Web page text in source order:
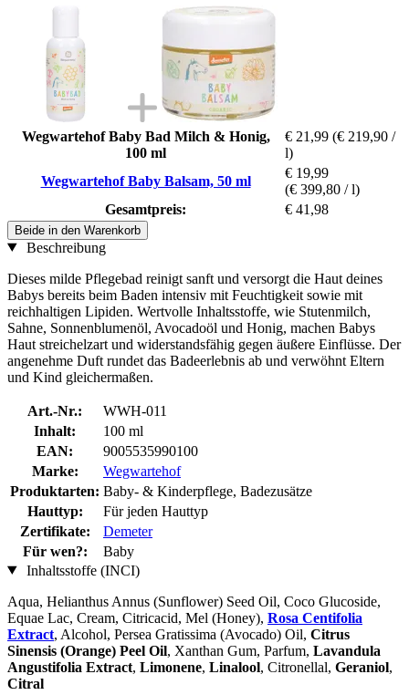
Wegwartehof Baby Bad Milch & Honig,
100 ml
€ 21,99 (€ 219,90 /
l)
Wegwartehof Baby Balsam, 50 ml
€ 19,99
(€ 399,80 / l)
Gesamtpreis:
€ 41,98
Beide in den Warenkorb
Beschreibung
Dieses milde Pflegebad reinigt sanft und versorgt die Haut deines
Babys bereits beim Baden intensiv mit Feuchtigkeit sowie mit
reichhaltigen Lipiden. Wertvolle Inhaltsstoffe, wie Stutenmilch,
Sahne, Sonnenblumenöl, Avocadoöl und Honig, machen Babys
Haut streichelzart und widerstandsfähig gegen äußere Einflüsse. Der
angenehme Duft rundet das Badeerlebnis ab und verwöhnt Eltern
und Kind gleichermaßen.
Art.-Nr.:
WWH-011
Inhalt:
100 ml
EAN:
9005535990100
Marke:
Wegwartehof
Produktarten: Baby- & Kinderpflege, Badezusätze
Hauttyp:
Für jeden Hauttyp
Zertifikate:
Demeter
Für wen?:
Baby
Inhaltsstoffe (INCI)
Aqua, Helianthus Annus (Sunflower) Seed Oil, Coco Glucoside,
Equae Lac, Cream, Citricacid, Mel (Honey), Rosa Centifolia
Extract, Alcohol, Persea Gratissima (Avocado) Oil, Citrus
Sinensis (Orange) Peel Oil, Xanthan Gum, Parfum, Lavandula
Angustifolia Extract, Limonene, Linalool, Citronellal, Geraniol,
Citral